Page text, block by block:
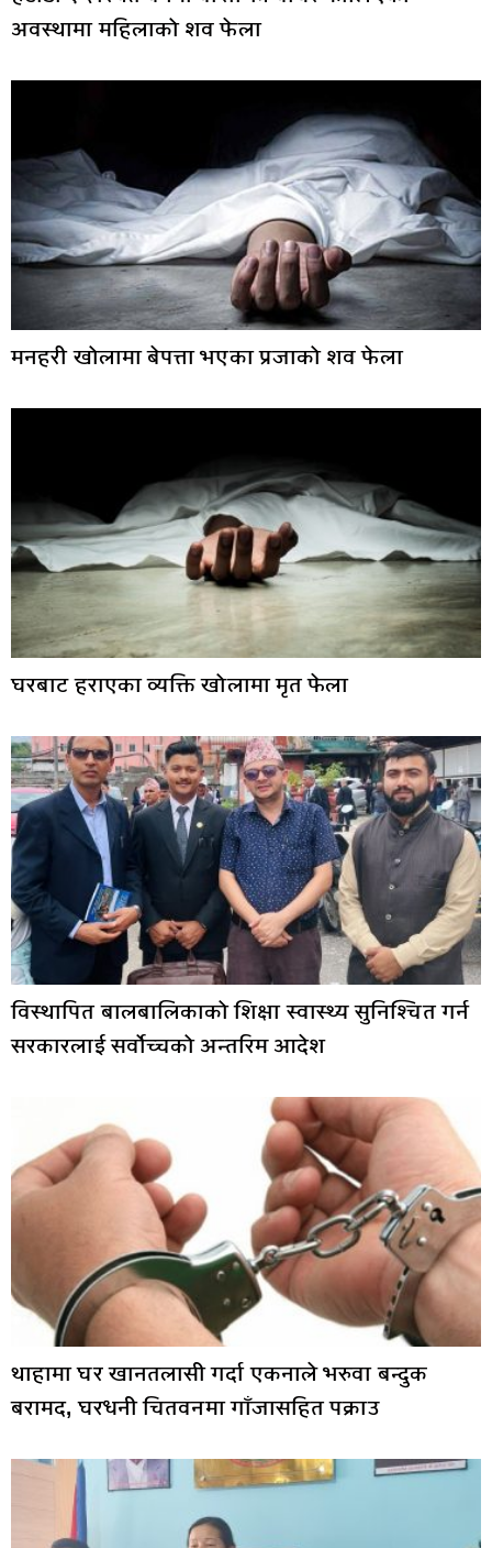
अवस्थामा महिलाको शव फेला
मनहरी खोलामा बेपत्ता भएका प्रजाको शव फेला
घरबाट हराएका व्यक्ति खोलामा मृत फेला
विस्थापित बालबालिकाको शिक्षा स्वास्थ्य सुनिश्चित गर्न
सरकारलाई सर्वोच्चको अन्तरिम आदेश
थाहामा घर खानतलासी गर्दा एकनाले भरुवा बन्दुक
बरामद, घरधनी चितवनमा गाँजासहित पक्राउ